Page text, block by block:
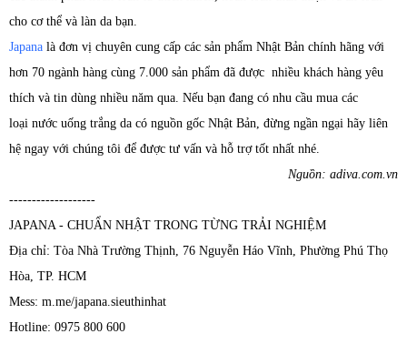
cho cơ thể và làn da bạn.
Japana là đơn vị chuyên cung cấp các sản phẩm Nhật Bản chính hãng với
hơn 70 ngành hàng cùng 7.000 sản phẩm đã được nhiều khách hàng yêu
thích và tin dùng nhiều năm qua. Nếu bạn đang có nhu cầu mua các
loại nước uống trắng da có nguồn gốc Nhật Bản, đừng ngần ngại hãy liên
hệ ngay với chúng tôi để được tư vấn và hỗ trợ tốt nhất nhé.
Nguồn: adiva.com.vn
-------------------
JAPANA - CHUẨN NHẬT TRONG TỪNG TRẢI NGHIỆM
Địa chỉ: Tòa Nhà Trường Thịnh, 76 Nguyễn Háo Vĩnh, Phường Phú Thọ
Hòa, TP. HCM
Mess: m.me/japana.sieuthinhat
Hotline: 0975 800 600